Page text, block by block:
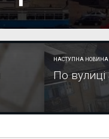
НАСТУПНА НОВИНА
По